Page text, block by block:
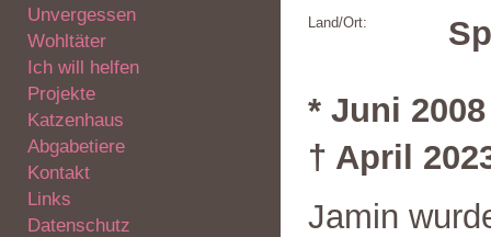
Unvergessen
Wohltäter
Ich will helfen
Projekte
Katzenhaus
Abgabetiere
Kontakt
Links
Datenschutz
Land/Ort:
* Juni 2008
† April
Jamin